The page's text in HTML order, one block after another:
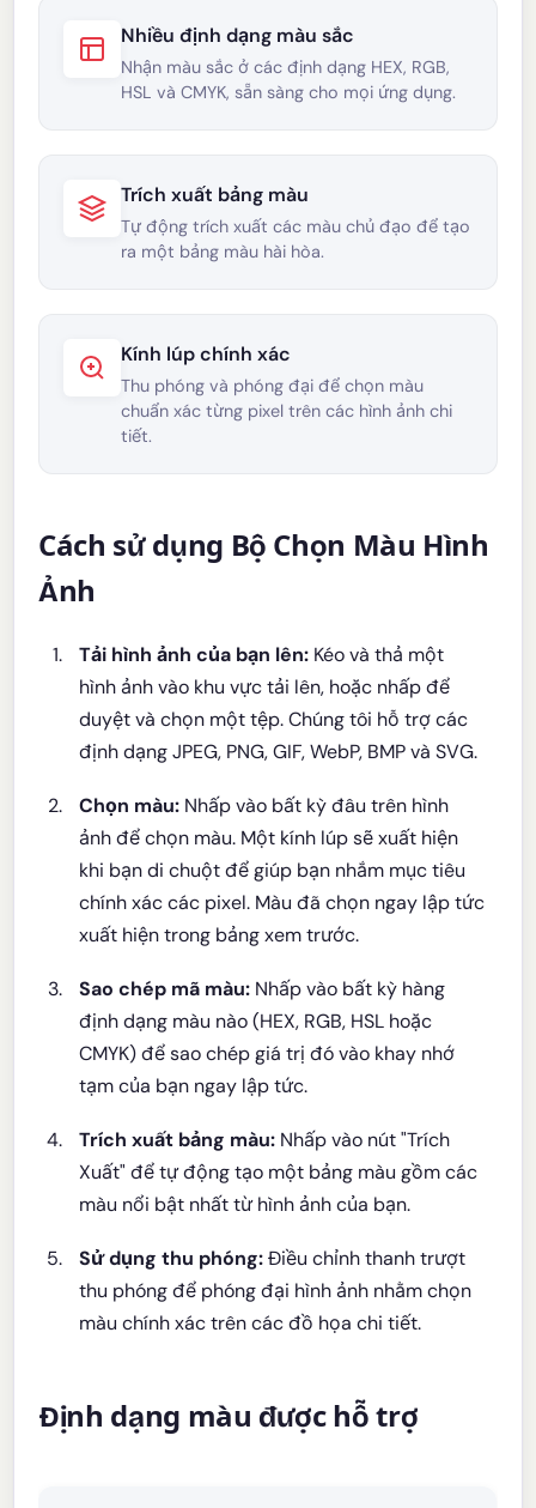
Nhiều định dạng màu sắc
Nhận màu sắc ở các định dạng HEX, RGB,
HSL và CMYK, sẵn sàng cho mọi ứng dụng.
Trích xuất bảng màu
Tự động trích xuất các màu chủ đạo để tạo
ra một bảng màu hài hòa.
Kính lúp chính xác
Thu phóng và phóng đại để chọn màu
chuẩn xác từng pixel trên các hình ảnh chi
tiết.
Cách sử dụng Bộ Chọn Màu Hình
Ảnh
Tải hình ảnh của bạn lên: Kéo và thả một
hình ảnh vào khu vực tải lên, hoặc nhấp để
duyệt và chọn một tệp. Chúng tôi hỗ trợ các
định dạng JPEG, PNG, GIF, WebP, BMP và SVG.
Chọn màu: Nhấp vào bất kỳ đâu trên hình
ảnh để chọn màu. Một kính lúp sẽ xuất hiện
khi bạn di chuột để giúp bạn nhắm mục tiêu
chính xác các pixel. Màu đã chọn ngay lập tức
xuất hiện trong bảng xem trước.
Sao chép mã màu: Nhấp vào bất kỳ hàng
định dạng màu nào (HEX, RGB, HSL hoặc
CMYK) để sao chép giá trị đó vào khay nhớ
tạm của bạn ngay lập tức.
Trích xuất bảng màu: Nhấp vào nút "Trích
Xuất" để tự động tạo một bảng màu gồm các
màu nổi bật nhất từ hình ảnh của bạn.
Sử dụng thu phóng:Điều chỉnh thanh trượt
thu phóng để phóng đại hình ảnh nhằm chọn
màu chính xác trên các đồ họa chi tiết.
Định dạng màu được hỗ trợ